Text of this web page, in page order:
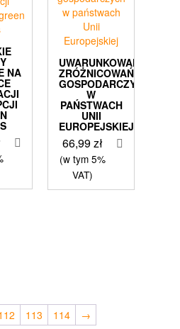
NA
UWARUNKOWANIA
ZRÓŻNICOWAŃ
GOSPODARCZYCH
W
PAŃSTWACH
UNII
EUROPEJSKIEJ
66,99zł
(w tym 5%
VAT)
113 114 →